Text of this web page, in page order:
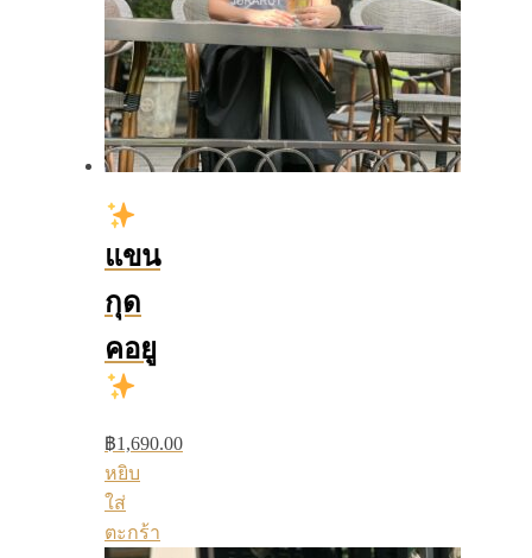
แขน
กุด
คอยู
฿1,690.00
หยิบ
ใส่
ตะกร้า